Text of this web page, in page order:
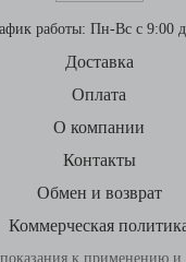
работы: Пн-Вс с 9:00
Доставка
Оплата
О компании
Контакты
Обмен и возврат
Коммерческая
к применению и